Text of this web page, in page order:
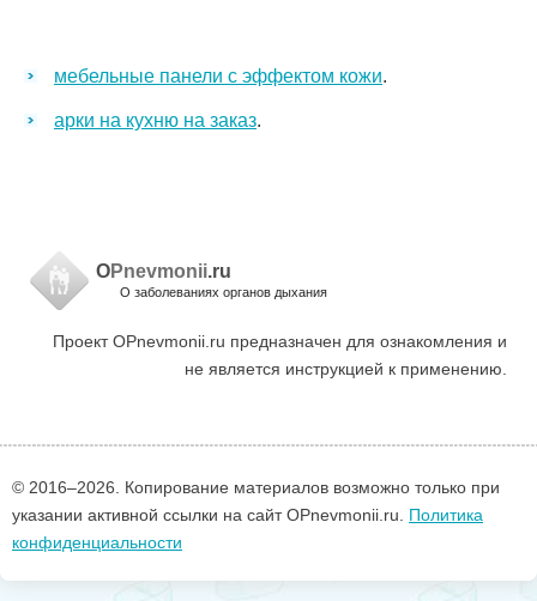
мебельные панели с эффектом кожи.
арки на кухню на заказ.
OPnevmonii.ru
О заболеваниях органов дыхания
Проект OPnevmonii.ru предназначен для ознакомления и
не является инструкцией к применению.
© 2016–2026. Копирование материалов возможно только при
указании активной ссылки на сайт OPnevmonii.ru. Политика
конфиденциальности